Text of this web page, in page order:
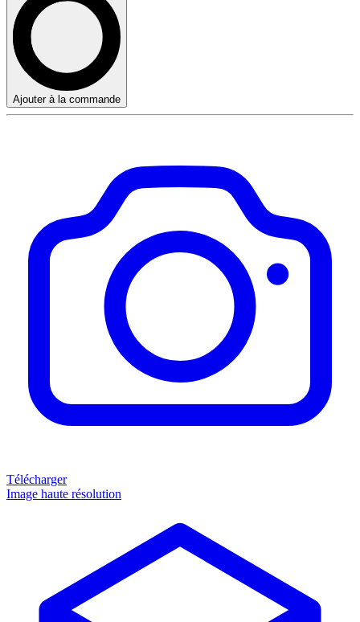
Ajouter à la commande
Télécharger
Image haute résolution